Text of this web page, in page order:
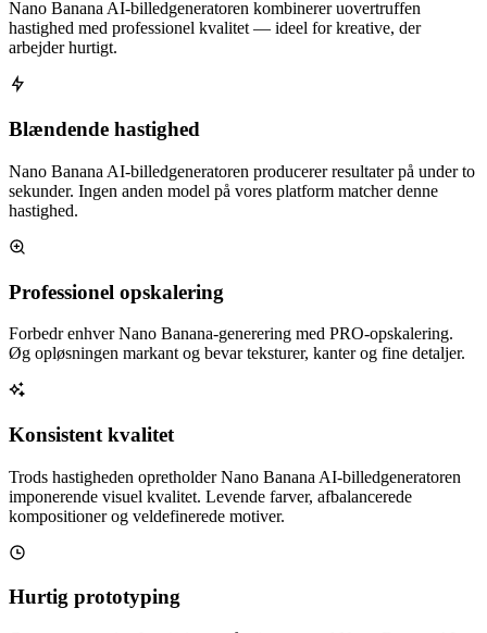
Nano Banana AI-billedgeneratoren kombinerer uovertruffen
hastighed med professionel kvalitet — ideel for kreative, der
arbejder hurtigt.
Blændende hastighed
Nano Banana AI-billedgeneratoren producerer resultater på under to
sekunder. Ingen anden model på vores platform matcher denne
hastighed.
Professionel opskalering
Forbedr enhver Nano Banana-generering med PRO-opskalering.
Øg opløsningen markant og bevar teksturer, kanter og fine detaljer.
Konsistent kvalitet
Trods hastigheden opretholder Nano Banana AI-billedgeneratoren
imponerende visuel kvalitet. Levende farver, afbalancerede
kompositioner og veldefinerede motiver.
Hurtig prototyping